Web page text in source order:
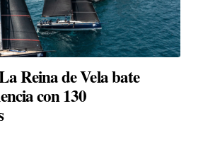
Reina de Vela bate
con 130